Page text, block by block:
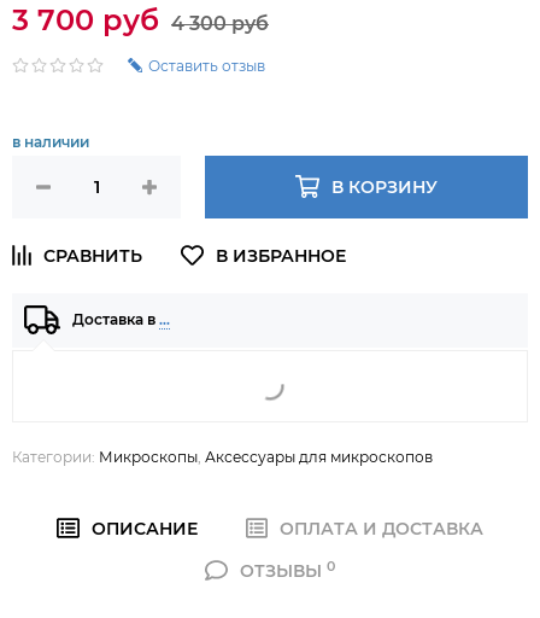
3 700 руб 4 300 руб
Оставить отзыв
в наличии
В КОРЗИНУ
Доставка в …
Категории: Микроскопы Аксессуары для микроскопов
ОПИСАНИЕ
ОПЛАТА И ДОСТАВКА
ОТЗЫВЫ 0